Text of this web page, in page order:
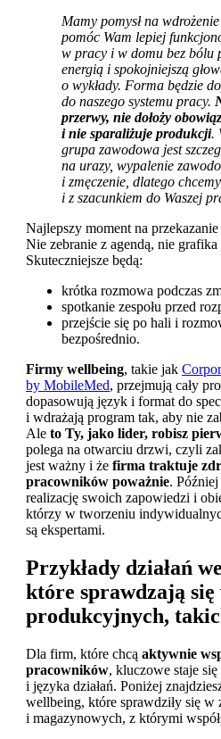
Mamy pomysł na
pomóc Wam lepiej
w pracy i w domu bez bólu
energią i spokojniejszą
o wykłady. Forma będzie
do naszego systemu pracy.
przerwy, nie dołoży
i nie sparaliżuje produkcji.
grupa zawodowa jest
na urazy, wypalenie
i zmęczenie, dlatego
i z szacunkiem do Waszej
Najlepszy moment na
Nie zebranie z agendą, nie
Skuteczniejsze będą:
krótka rozmowa podczas
spotkanie zespołu przed
przejście się po hali i
bezpośrednio.
Firmy wellbeing, takie jak
by MobileMed, przejmują cały
dopasowują język i format do
i wdrażają program tak, aby nie
Ale to Ty, jako lider, robisz
polega na otwarciu drzwi, czyli
jest ważny i że firma traktuje
pracowników poważnie.
realizację swoich zapowiedzi i
którzy w tworzeniu
są ekspertami.
Przykłady działań
które sprawdzają się
produkcyjnych,
Dla firm, które chcą aktywnie
pracowników, kluczowe staje
i języka działań. Poniżej
wellbeing, które sprawdziły się w
i magazynowych, z którymi